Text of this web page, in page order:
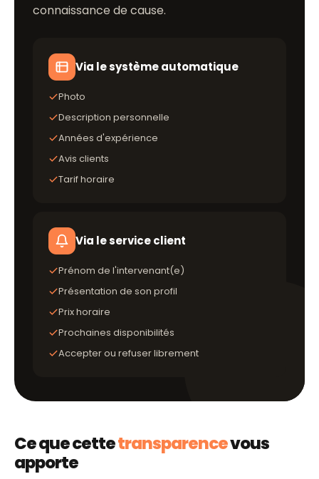
connaissance de cause.
Via le système automatique
Photo
Description personnelle
Années d'expérience
Avis clients
Tarif horaire
Via le service client
Prénom de l'intervenant(e)
Présentation de son profil
Prix horaire
Prochaines disponibilités
Accepter ou refuser librement
Ce que cettetransparencevous
apporte